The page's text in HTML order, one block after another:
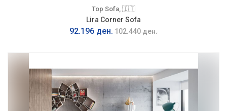
Top Sofa, 🇮🇹
Lira Corner Sofa
92.196 ден. 102.440 ден.